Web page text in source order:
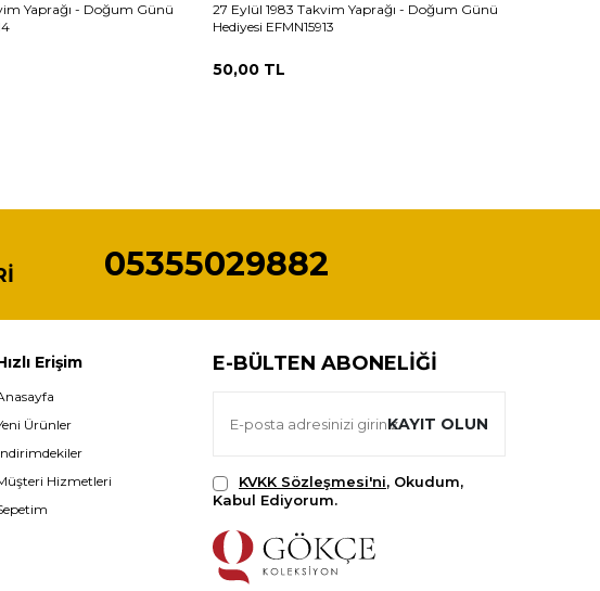
Yaprağı - Doğum Günü
27 Eylül 1983 Takvim Yaprağı - Doğum Günü
Hediyesi EFMN15913
50,00 TL
05355029882
Erişim
Ürünler
Hizmetleri
E-BÜLTEN ABONELIĞI
KAYIT OLUN
KVKK Sözleşmesi'ni, Okudum,
Kabul Ediyorum.